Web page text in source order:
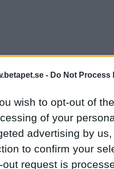
- Do Not Process
wish to opt-out of
of your
advertising by
to confirm your
out request is